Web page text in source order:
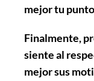
mejor tu
Finalmente,
siente al
mejor sus